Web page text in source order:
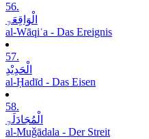
56.
الْوَاقِعَۃِ
al-Wāqiʿa - Das Ereignis
57.
الْحَدِیْدِ
al-Ḥadīd - Das Eisen
58.
الْمُجَادَلَۃِ
al-Muǧādala - Der Streit